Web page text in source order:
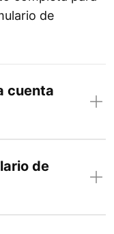
de
cuenta
de